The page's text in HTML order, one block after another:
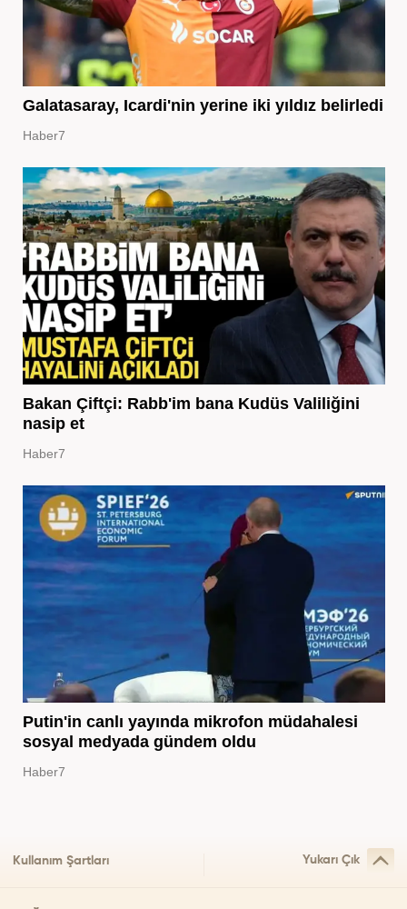
Galatasaray, Icardi'nin yerine iki yıldız belirledi
Haber7
Bakan Çiftçi: Rabb'im bana Kudüs Valiliğini
nasip et
Haber7
Putin'in canlı yayında mikrofon müdahalesi
sosyal medyada gündem oldu
Haber7
Kullanım Şartları Yukarı Çık